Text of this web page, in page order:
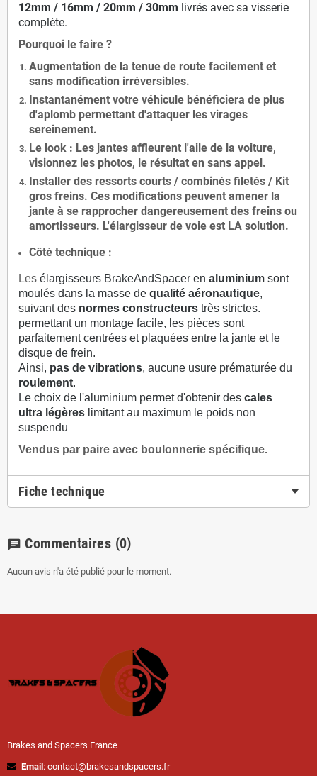
12mm / 16mm / 20mm / 30mm livrés avec sa visserie
complète.
Pourquoi le faire ?
Augmentation de la tenue de route facilement et
sans modification irréversibles.
Instantanément votre véhicule bénéficiera de plus
d'aplomb permettant d'attaquer les virages
sereinement.
Le look : Les jantes affleurent l'aile de la voiture,
visionnez les photos, le résultat en sans appel.
Installer des ressorts courts / combinés filetés / Kit
gros freins. Ces modifications peuvent amener la
jante à se rapprocher dangereusement des freins ou
amortisseurs. L'élargisseur de voie est LA solution.
Côté technique :
Les élargisseurs BrakeAndSpacer en aluminium sont
moulés dans la masse de qualité aéronautique,
suivant des normes constructeurs très strictes.
permettant un montage facile, les pièces sont
parfaitement centrées et plaquées entre la jante et le
disque de frein.
Ainsi, pas de vibrations, aucune usure prématurée du
roulement.
Le choix de l'aluminium permet d'obtenir des cales
ultra légères limitant au maximum le poids non
suspendu
Vendus par paire avec boulonnerie spécifique.
Fiche technique
chat Commentaires (0)
Aucun avis n'a été publié pour le moment.
Brakes and Spacers France
Email : contact@brakesandspacers.fr